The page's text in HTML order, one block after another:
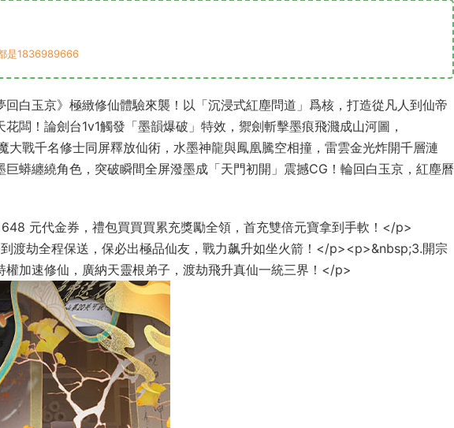
是1836989666
白玉京》極緻修仙體驗來襲！以「沉浸式紅塵問道」爲核，打造從凡人到仙帝
闆！論劍台1v1觸發「墨韻爆破」特效，禦劍斬擊墨痕飛濺成山河圖，
戰千名修士同屏釋放仙術，水墨神龍與鳳凰騰空相撞，雷雲金光炸開千層漣
蟒纏繞角色，突破瞬間全屏潑墨成「天門初開」震撼CG！輪回白玉京，紅塵曆
元代金券，禮包買買買累充獎勵全領，首充雙倍元寶拿到手軟！</p>
渡劫全程保送，保必出極品仙友，戰力飙升如坐火箭！</p><p>&nbsp;3.開宗
權加速修仙，廣納天靈根弟子，渡劫飛升真仙一統三界！</p>